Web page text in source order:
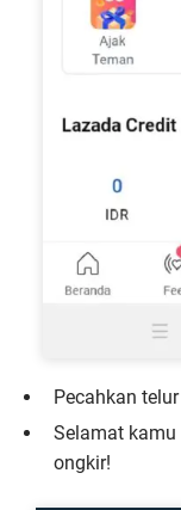
Pecahkan
Selamat
ongkir!